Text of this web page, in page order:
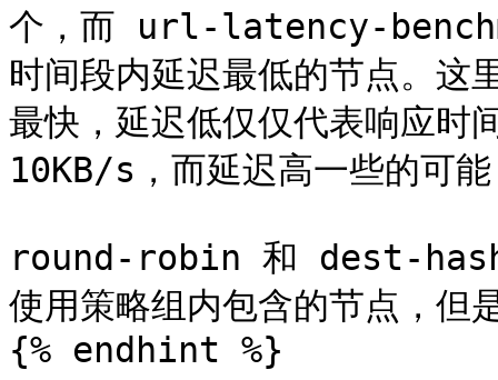
个，而 url-latency-
时间段内延迟最低的节点。这
最快，延迟低仅仅代表响应时
10KB/s，而延迟高一些的可
round-robin 和 dest-hash
使用策略组内包含的节点，但